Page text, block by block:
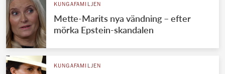
KUNGAFAMILJEN
Mette-Marits nya vändning – efter
mörka Epstein-skandalen
KUNGAFAMILJEN